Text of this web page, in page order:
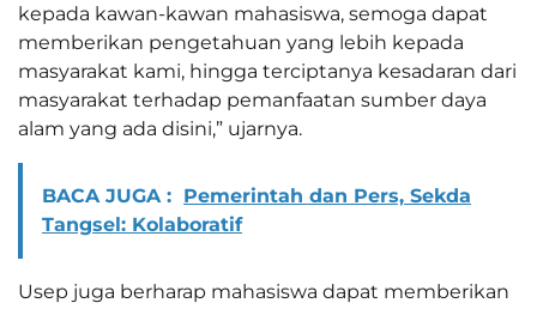
kepada kawan-kawan mahasiswa, semoga dapat
memberikan pengetahuan yang lebih kepada
masyarakat kami, hingga terciptanya kesadaran dari
masyarakat terhadap pemanfaatan sumber daya
alam yang ada disini,” ujarnya.
BACA JUGA : Pemerintah dan Pers, Sekda
Tangsel: Kolaboratif
Usep juga berharap mahasiswa dapat memberikan